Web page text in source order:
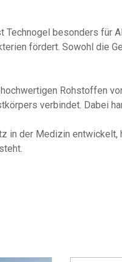
Technogel besonders für
fördert. Sowohl die
Rohstoffen
verbindet. Dabei
in der Medizin